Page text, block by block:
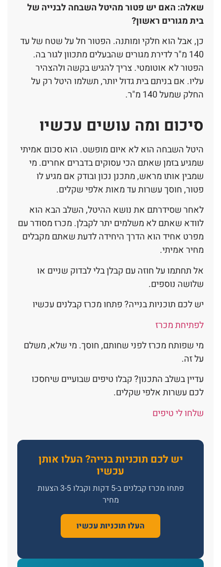
שאלה: האם יש פטור מהיטל השבחה לבנייה של
בית מגורים ראשון?
כן, אבל הוא חלקי ומותנה. הפטור חל על שטח של עד
140 מ"ר לדירת מגורים שהבעלים מתכוון לגור בה.
הפטור לא אוטומטי. צריך להגיש בקשה ולהצהיר
עליו. אם בניתם בית גדול יותר, תשלמו היטל רק על
החלק שמעל 140 מ"ר.
סיכום ומה עושים עכשיו
היטל השבחה הוא לא איום מופשט. הוא סכום אמיתי
שמגיע בזמן שאתם הכי עסוקים בדברים אחרים. מי
שמבין אותו מראש, מתכנן נכון ובודק אם מגיע לו
פטור, חוסך עשרות עד מאות אלפי שקלים.
לאחר שסידרתם את נושא ההיטל, השלב הבא הוא
לוודא שאתם לא משלמים יתר לקבלן. מכרז מסודר עם
מפרט אחיד הוא הדרך היחידה לדעת שאתם מקבלים
מחיר אמיתי.
אל תחתמו על חוזה עם קבלן בלי לבדוק שניים או
שלושה נוספים.
יש לכם תוכניות בנייה? פתחו מכרז קבלנים עכשיו
לפתיחת מכרז
מי שפותח מכרז לפני שחותם, חוסך. מי שלא, משלם
על זה.
עדיין בשלב התכנון? קבלו טיפים שבועיים שיחסכו
לכם עשרות אלפי שקלים.
שלחו לי טיפים
יש לכם תוכניות בנייה? העלו אותן
עכשיו
פתחו מכרז קבלנים ב-5 דקות וקבלו 3-5 הצעות
מחיר
העלו תוכניות עכשיו